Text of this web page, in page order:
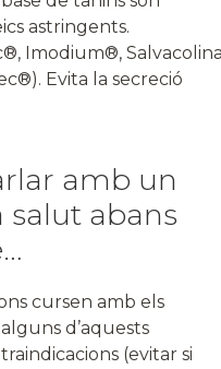
astringents.
Imodium®,
Evita la secreció
amb un
salut abans
cursen amb els
d’aquests
(evitar si